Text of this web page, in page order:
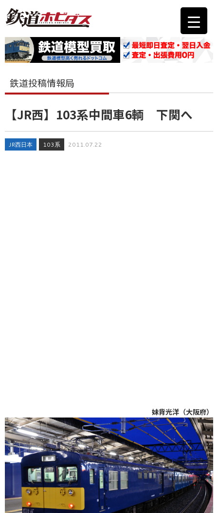
鉄道投稿情報局
【JR西】103系中間車6輌 下関へ
JR西日本 103系 2011.07.22
妹背光洋（大阪府）